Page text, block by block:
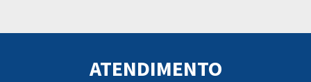
ATENDIMENTO